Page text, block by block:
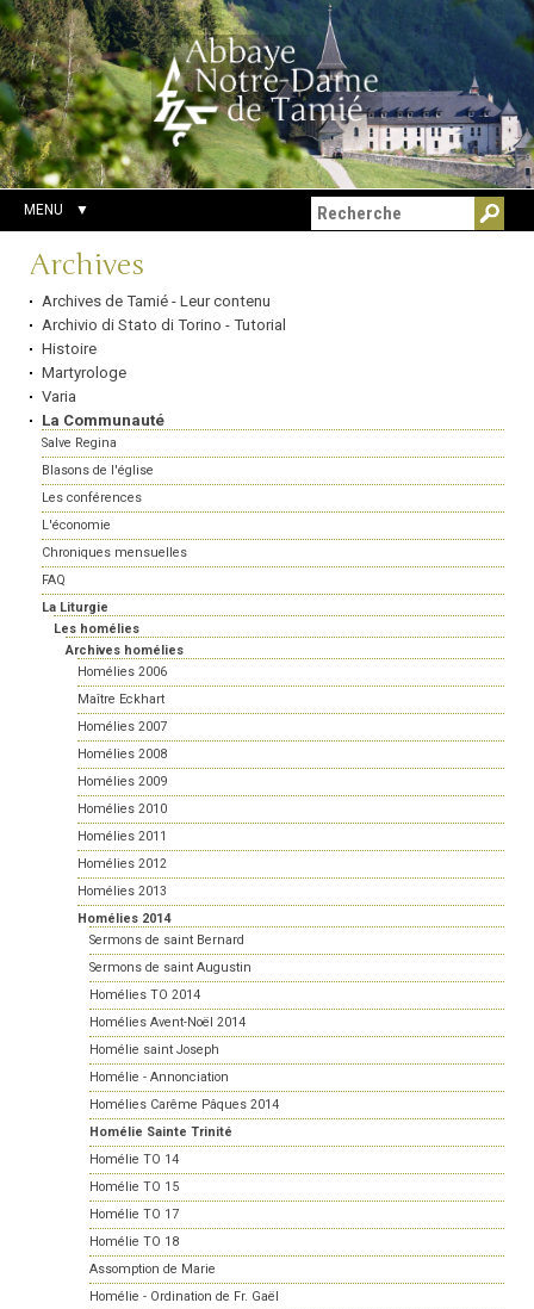
Aller
au
contenu.
|
Aller
à
la
navigation
Outils
personnels
Chercher par
Recherche
avancée…
MENU
Navigation
Archives
Archives de Tamié - Leur contenu
Archivio di Stato di Torino - Tutorial
Histoire
Martyrologe
Varia
La Communauté
Salve Regina
Blasons de l'église
Les conférences
L'économie
Chroniques mensuelles
FAQ
La Liturgie
Les homélies
Archives homélies
Homélies 2006
Maître Eckhart
Homélies 2007
Homélies 2008
Homélies 2009
Homélies 2010
Homélies 2011
Homélies 2012
Homélies 2013
Homélies 2014
Sermons de saint Bernard
Sermons de saint Augustin
Homélies TO 2014
Homélies Avent-Noël 2014
Homélie saint Joseph
Homélie - Annonciation
Homélies Carême Pâques 2014
Homélie Sainte Trinité
Homélie TO 14
Homélie TO 15
Homélie TO 17
Homélie TO 18
Assomption de Marie
Homélie - Ordination de Fr. Gaël